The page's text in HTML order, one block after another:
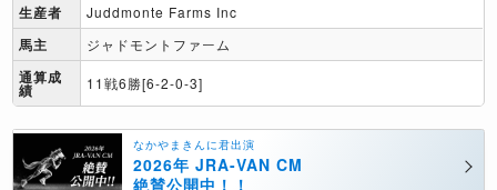
生産者 Juddmonte Farms Inc
馬主 ジャドモントファーム
通算成
績 11戦6勝[6-2-0-3]
なかやまきんに君出演
2026年 JRA-VAN CM
絶賛公開中！！